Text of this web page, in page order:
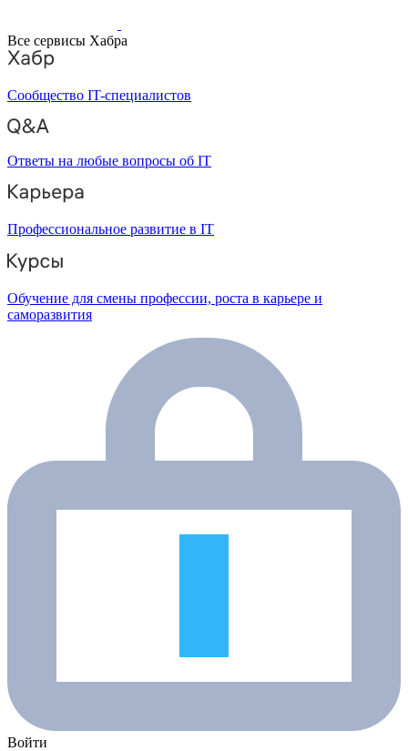
Все сервисы Хабра
Сообщество IT-специалистов
Ответы на любые вопросы об IT
Профессиональное развитие в IT
Обучение для смены профессии, роста в карьере и
саморазвития
Войти